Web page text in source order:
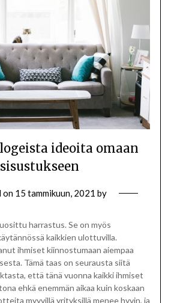
ideoita omaan
sisustukseen
on 15 tammikuun, 2021 by
harrastus. Se on myös
kaikkien ulottuvilla.
ihmiset kiinnostumaan aiempaa
Tämä taas on seurausta siitä
että tänä vuonna kaikki ihmiset
ehkä enemmän aikaa kuin koskaan
myyvillä yrityksillä menee hyvin, ja